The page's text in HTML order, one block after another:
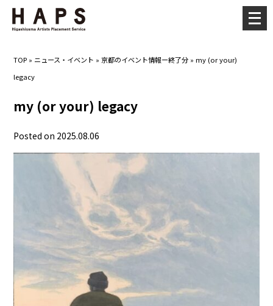
TOP » ニュース・イベント »京都のイベント情報ー終了分 »my (or your)
legacy
my (or your) legacy
Posted on 2025.08.06
メ
ニ